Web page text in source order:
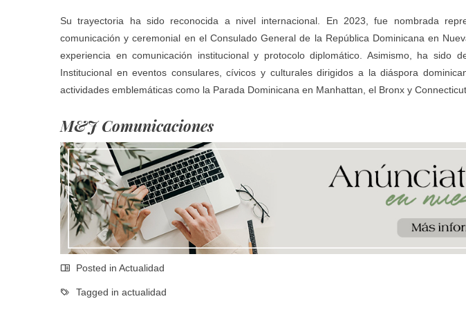
Su trayectoria ha sido reconocida a nivel internacional. En 2023, fue nombrada
comunicación y ceremonial en el Consulado General de la República Dominicana en
experiencia en comunicación institucional y protocolo diplomático. Asimismo, ha sido
Institucional en eventos consulares, cívicos y culturales dirigidos a la diáspora
actividades emblemáticas como la Parada Dominicana en Manhattan, el Bronx y
M&J Comunicaciones
Posted in Actualidad
Tagged in actualidad